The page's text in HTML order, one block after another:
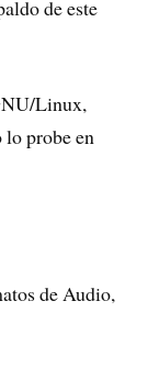
de este
Linux,
lo probe en
de Audio,